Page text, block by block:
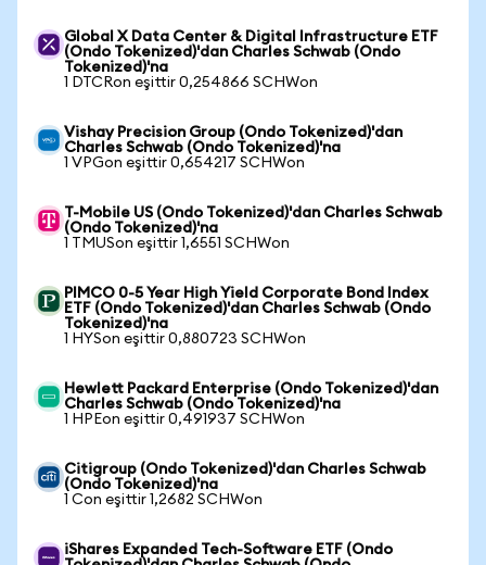
Global X Data Center & Digital Infrastructure ETF
(Ondo Tokenized)'dan Charles Schwab (Ondo
Tokenized)'na
1 DTCRon eşittir 0,254866 SCHWon
Vishay Precision Group (Ondo Tokenized)'dan
Charles Schwab (Ondo Tokenized)'na
1 VPGon eşittir 0,654217 SCHWon
T-Mobile US (Ondo Tokenized)'dan Charles Schwab
(Ondo Tokenized)'na
1 TMUSon eşittir 1,6551 SCHWon
PIMCO 0-5 Year High Yield Corporate Bond Index
ETF (Ondo Tokenized)'dan Charles Schwab (Ondo
Tokenized)'na
1 HYSon eşittir 0,880723 SCHWon
Hewlett Packard Enterprise (Ondo Tokenized)'dan
Charles Schwab (Ondo Tokenized)'na
1 HPEon eşittir 0,491937 SCHWon
Citigroup (Ondo Tokenized)'dan Charles Schwab
(Ondo Tokenized)'na
1 Con eşittir 1,2682 SCHWon
iShares Expanded Tech-Software ETF (Ondo